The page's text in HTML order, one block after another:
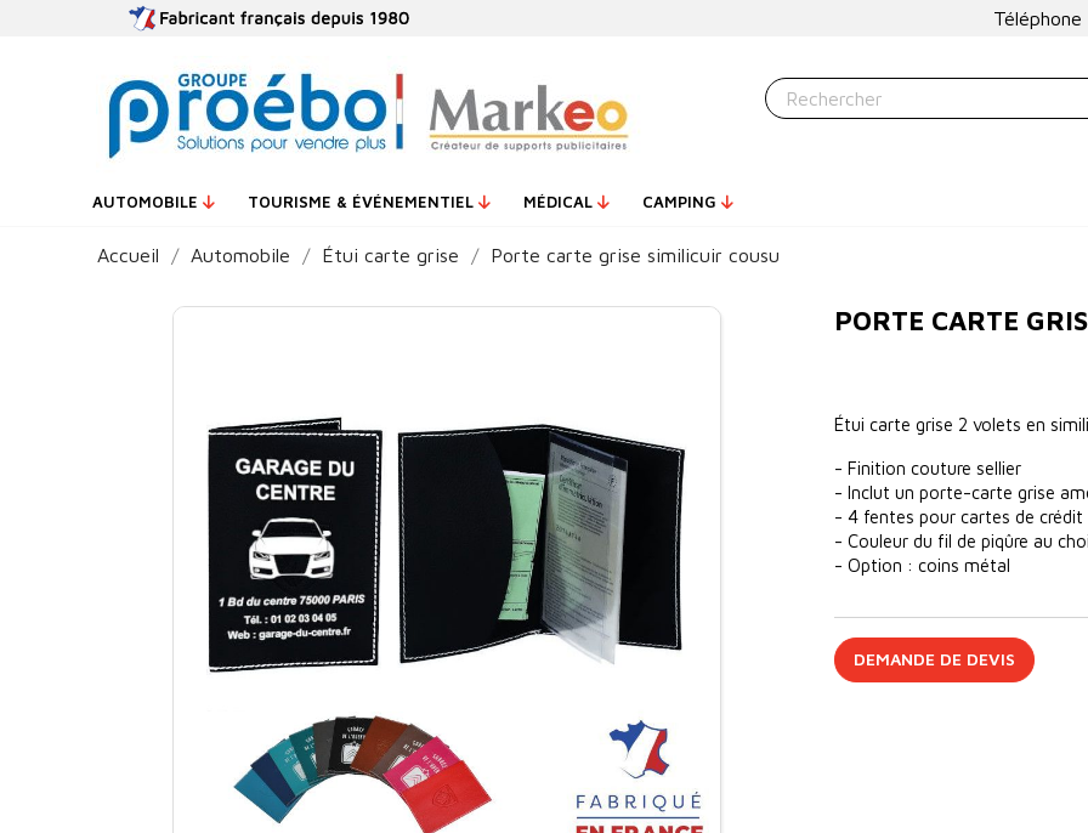
Téléphone
AUTOMOBILE TOURISME & ÉVÉNEMENTIEL MÉDICAL CAMPING
Accueil Automobile Étui carte grise Porte carte grise similicuir cousu
PORTE CARTE
Étui carte grise 2 volets en
- Finition couture sellier
- Inclut un porte-carte grise
- 4 fentes pour cartes de
- Couleur du fil de piqûre au
- Option : coins métal
DEMANDE DE DEVIS